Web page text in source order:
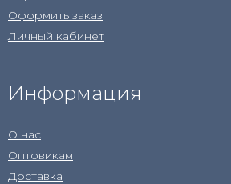
Оформить заказ
Личный кабинет
Информация
О нас
Оптовикам
Доставка